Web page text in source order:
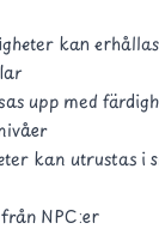
kan
upp med
kan utrustas i
NPC:er